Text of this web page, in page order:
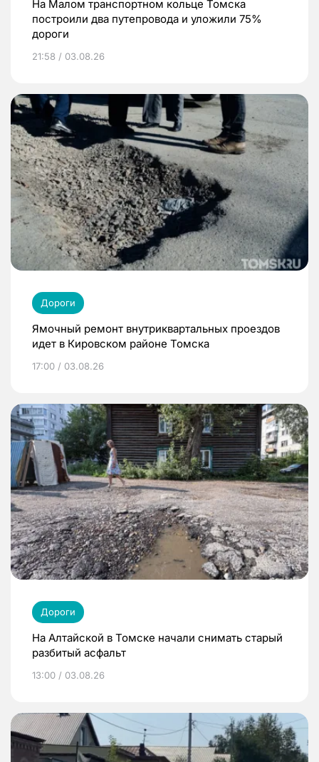
На Малом транспортном кольце Томска
построили два путепровода и уложили 75%
дороги
21:58 / 03.08.26
Дороги
Ямочный ремонт внутриквартальных проездов
идет в Кировском районе Томска
17:00 / 03.08.26
Дороги
На Алтайской в Томске начали снимать старый
разбитый асфальт
13:00 / 03.08.26